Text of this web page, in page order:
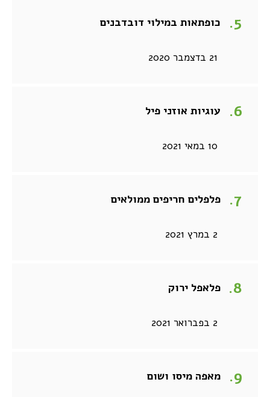
כופתאות במילוי דובדבנים
21 בדצמבר 2020
עוגיות אוזני פיל
10 במאי 2021
פלפלים חריפים ממולאים
2 במרץ 2021
פלאפל ירוק
2 בפברואר 2021
מאפה מיסו ושום